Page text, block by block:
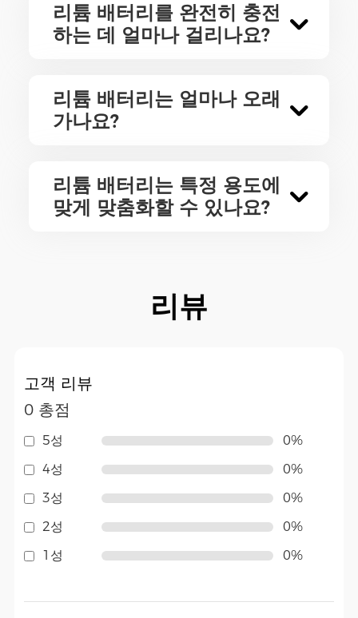
리튬 배터리를 완전히 충전
하는 데 얼마나 걸리나요?
리튬 배터리는 얼마나 오래
가나요?
리튬 배터리는 특정 용도에
맞게 맞춤화할 수 있나요?
리뷰
고객 리뷰
0 총점
5성
4성
3성
2성
1성
0%
0%
0%
0%
0%